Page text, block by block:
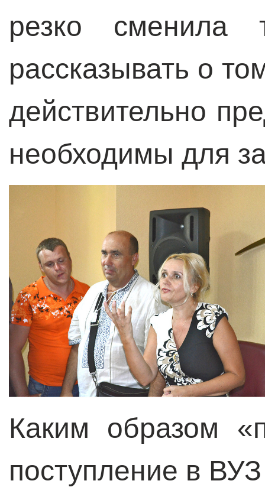
резко сменила
рассказывать о
действительно
необходимы для
Каким образом
поступление в